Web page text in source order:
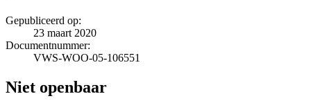
Gepubliceerd op:
23 maart 2020
Documentnummer:
VWS-WOO-05-106551
Niet openbaar